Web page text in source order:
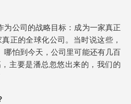
为公司的战略目标：成为一家真正
正的全球化公司。当时说这些，
哪怕到今天，公司里可能还有几百
主要是潘总忽悠出来的，我们的